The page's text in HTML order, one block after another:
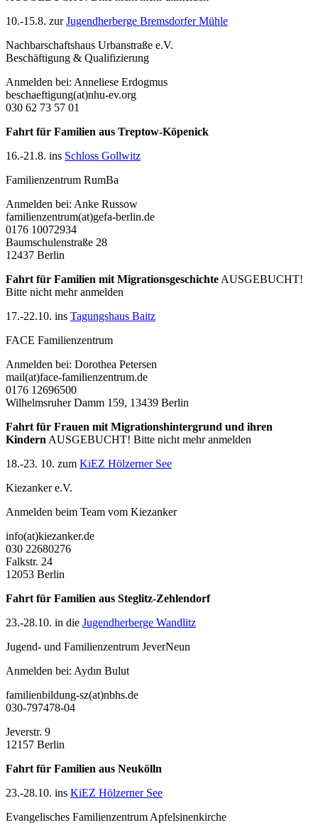
10.-15.8. zurJugendherberge Bremsdorfer Mühle
Nachbarschaftshaus Urbanstraße e.V.
Beschäftigung & Qualifizierung
Anmelden bei: Anneliese Erdogmus
beschaeftigung(at)nhu-ev.org
030 62 73 57 01
Fahrt für Familien aus Treptow-Köpenick
16.-21.8. ins Schloss Gollwitz
Familienzentrum RumBa
Anmelden bei: Anke Russow
familienzentrum(at)gefa-berlin.de
0176 10072934
Baumschulenstraße 28
12437 Berlin
Fahrt für Familien mit Migrationsgeschichte AUSGEBUCHT!
Bitte nicht mehr anmelden
17.-22.10. ins Tagungshaus Baitz
FACE Familienzentrum
Anmelden bei: Dorothea Petersen
mail(at)face-familienzentrum.de
0176 12696500
Wilhelmsruher Damm 159, 13439 Berlin
Fahrt für Frauen mit Migrationshintergrund und ihren
Kindern AUSGEBUCHT! Bitte nicht mehr anmelden
18.-23. 10. zum KiEZ Hölzerner See
Kiezanker e.V.
Anmelden beim Team vom Kiezanker
info(at)kiezanker.de
030 22680276
Falkstr. 24
12053 Berlin
Fahrt für Familien aus Steglitz-Zehlendorf
23.-28.10. in die Jugendherberge Wandlitz
Jugend- und Familienzentrum JeverNeun
Anmelden bei: Aydın Bulut
familienbildung-sz(at)nbhs.de
030-797478-04
Jeverstr. 9
12157 Berlin
Fahrt für Familien aus Neukölln
23.-28.10. ins KiEZ Hölzerner See
Evangelisches Familienzentrum Apfelsinenkirche